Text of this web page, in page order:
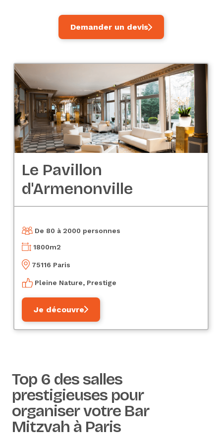
Demander un devis
Le Pavillon
d'Armenonville
De 80 à 2000 personnes
1800m2
75116 Paris
Pleine Nature, Prestige
Je découvre
Top 6 des salles
prestigieuses pour
organiser votre Bar
Mitzvah à Paris